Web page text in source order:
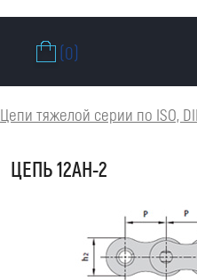
(0)
Цепи тяжелой серии по ISO,
ЦЕПЬ 12AH-2